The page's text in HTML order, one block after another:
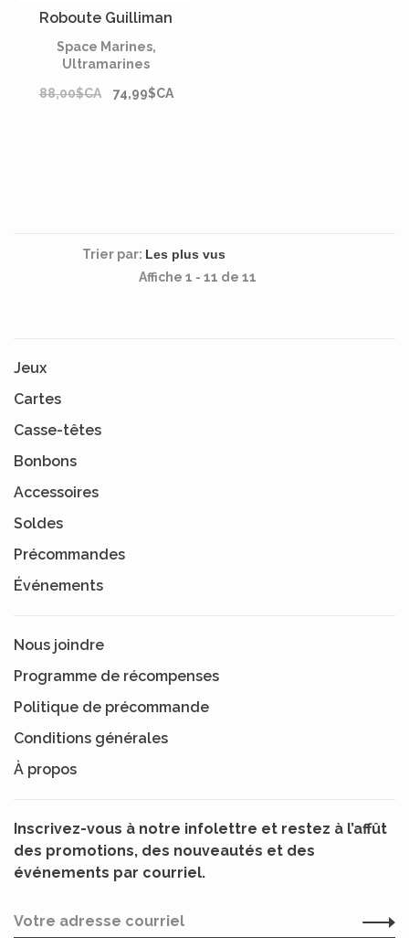
Roboute Guilliman
Space Marines,
Ultramarines
88,00$CA
74,99$CA
Trier par:
Affiche 1 - 11 de 11
Jeux
Cartes
Casse-têtes
Bonbons
Accessoires
Soldes
Précommandes
Événements
Nous joindre
Programme de récompenses
Politique de précommande
Conditions générales
À propos
Inscrivez-vous à notre infolettre et restez à l’affût
des promotions, des nouveautés et des
événements par courriel.